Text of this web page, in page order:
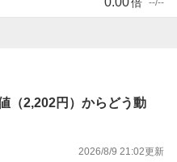
（2,202円）からどう動
2026/8/9 21:02更新